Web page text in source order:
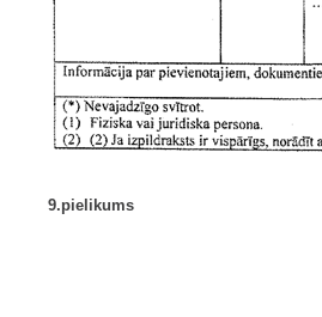
9.pielikums